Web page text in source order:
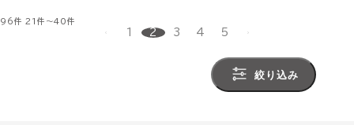
96件21件～40件
1 2 3 4 5
絞り込み